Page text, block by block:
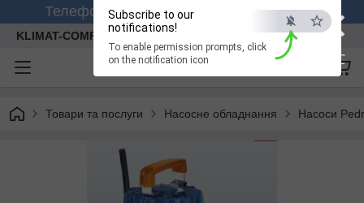
×
ESC
Subscribe to our
notifications!
To enable permission prompts, click
on the notification icon
Телефонуйте +380 (99) 158-26-56 (viber)
KLIMAT-COMFORT
Товари та послуги Насосне обладнання Насоси